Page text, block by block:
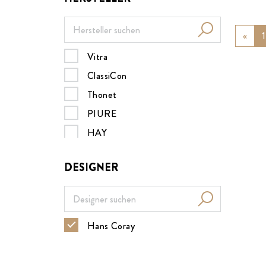
Vitra
ClassiCon
Thonet
PIURE
HAY
MDF italia
B&B Italia
Nils Holger Moormann
Design House Stockholm
DESIGNER
Hans Coray
« 1